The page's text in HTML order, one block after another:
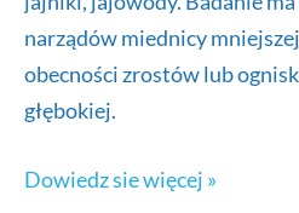
narządów miednicy
obecności zrostów lub
głębokiej.
USG
Dowiedz sie więcej »